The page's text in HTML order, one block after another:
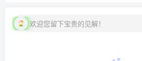
欢迎您留下宝贵的见解！